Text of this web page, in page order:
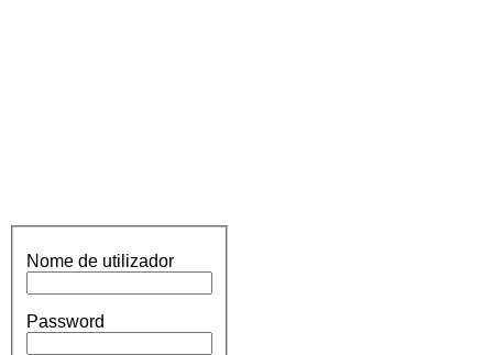
Nome de utilizador
Password